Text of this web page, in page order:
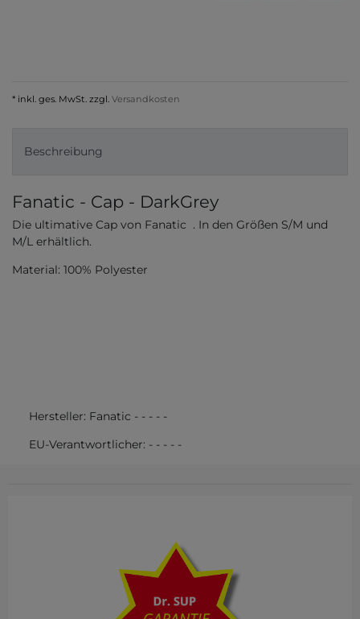
* inkl. ges. MwSt. zzgl. Versandkosten
Beschreibung
Fanatic - Cap - DarkGrey
Die ultimative Cap von Fanatic . In den Größen S/M und
M/L erhältlich.
Material: 100% Polyester
Hersteller: Fanatic - - - - -
EU-Verantwortlicher: - - - - -